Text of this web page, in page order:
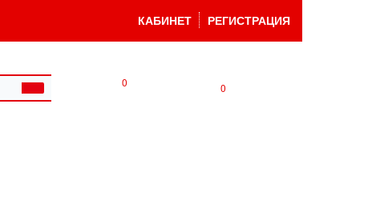
КАБИНЕТ РЕГИСТРАЦИЯ
0 0